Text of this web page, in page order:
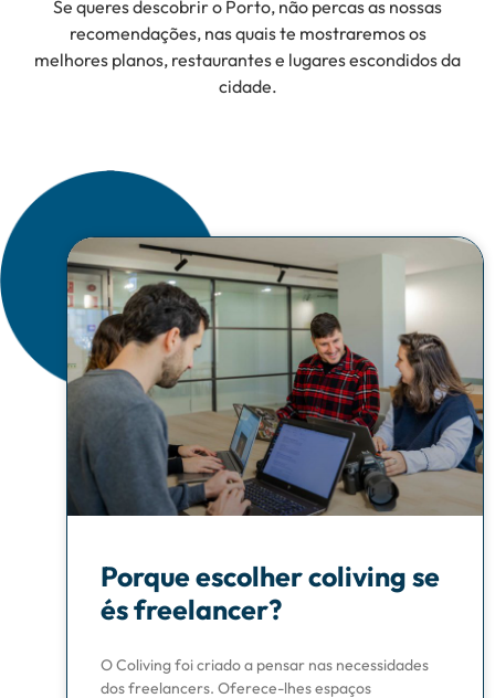
Porque escolher coliving se
és freelancer?
O Coliving foi criado a pensar nas necessidades
dos freelancers. Oferece-lhes espaços
Se queres descobrir o Porto, não percas as nossas
recomendações, nas quais te mostraremos os
melhores planos, restaurantes e lugares escondidos da
cidade.